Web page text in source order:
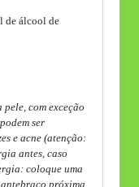
de álcool de
com exceção
ser
e acne (atenção:
antes, caso
coloque uma
próxima